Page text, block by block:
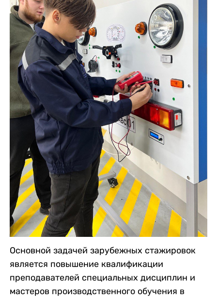
Основной задачей зарубежных стажировок
является повышение квалификации
преподавателей специальных дисциплин и
мастеров производственного обучения в